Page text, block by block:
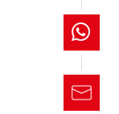
catanzarochannel.it
lacapitalenews.it